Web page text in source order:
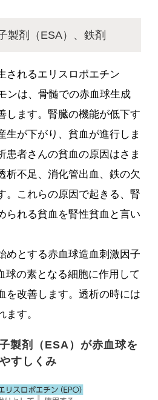
製剤（ESA）、鉄剤
されるエリスロポエチン
ンは、骨髄での赤血球生成
します。腎臓の機能が低下す
生が下がり、貧血が進行しま
患者さんの貧血の原因はさま
析不足、消化管出血、鉄の欠
。これらの原因で起きる、腎
られる貧血を腎性貧血と言い
めとする赤血球造血刺激因子
球の素となる細胞に作用して
を改善します。透析の時には
す。
製剤（ESA）が赤血球を
すしくみ